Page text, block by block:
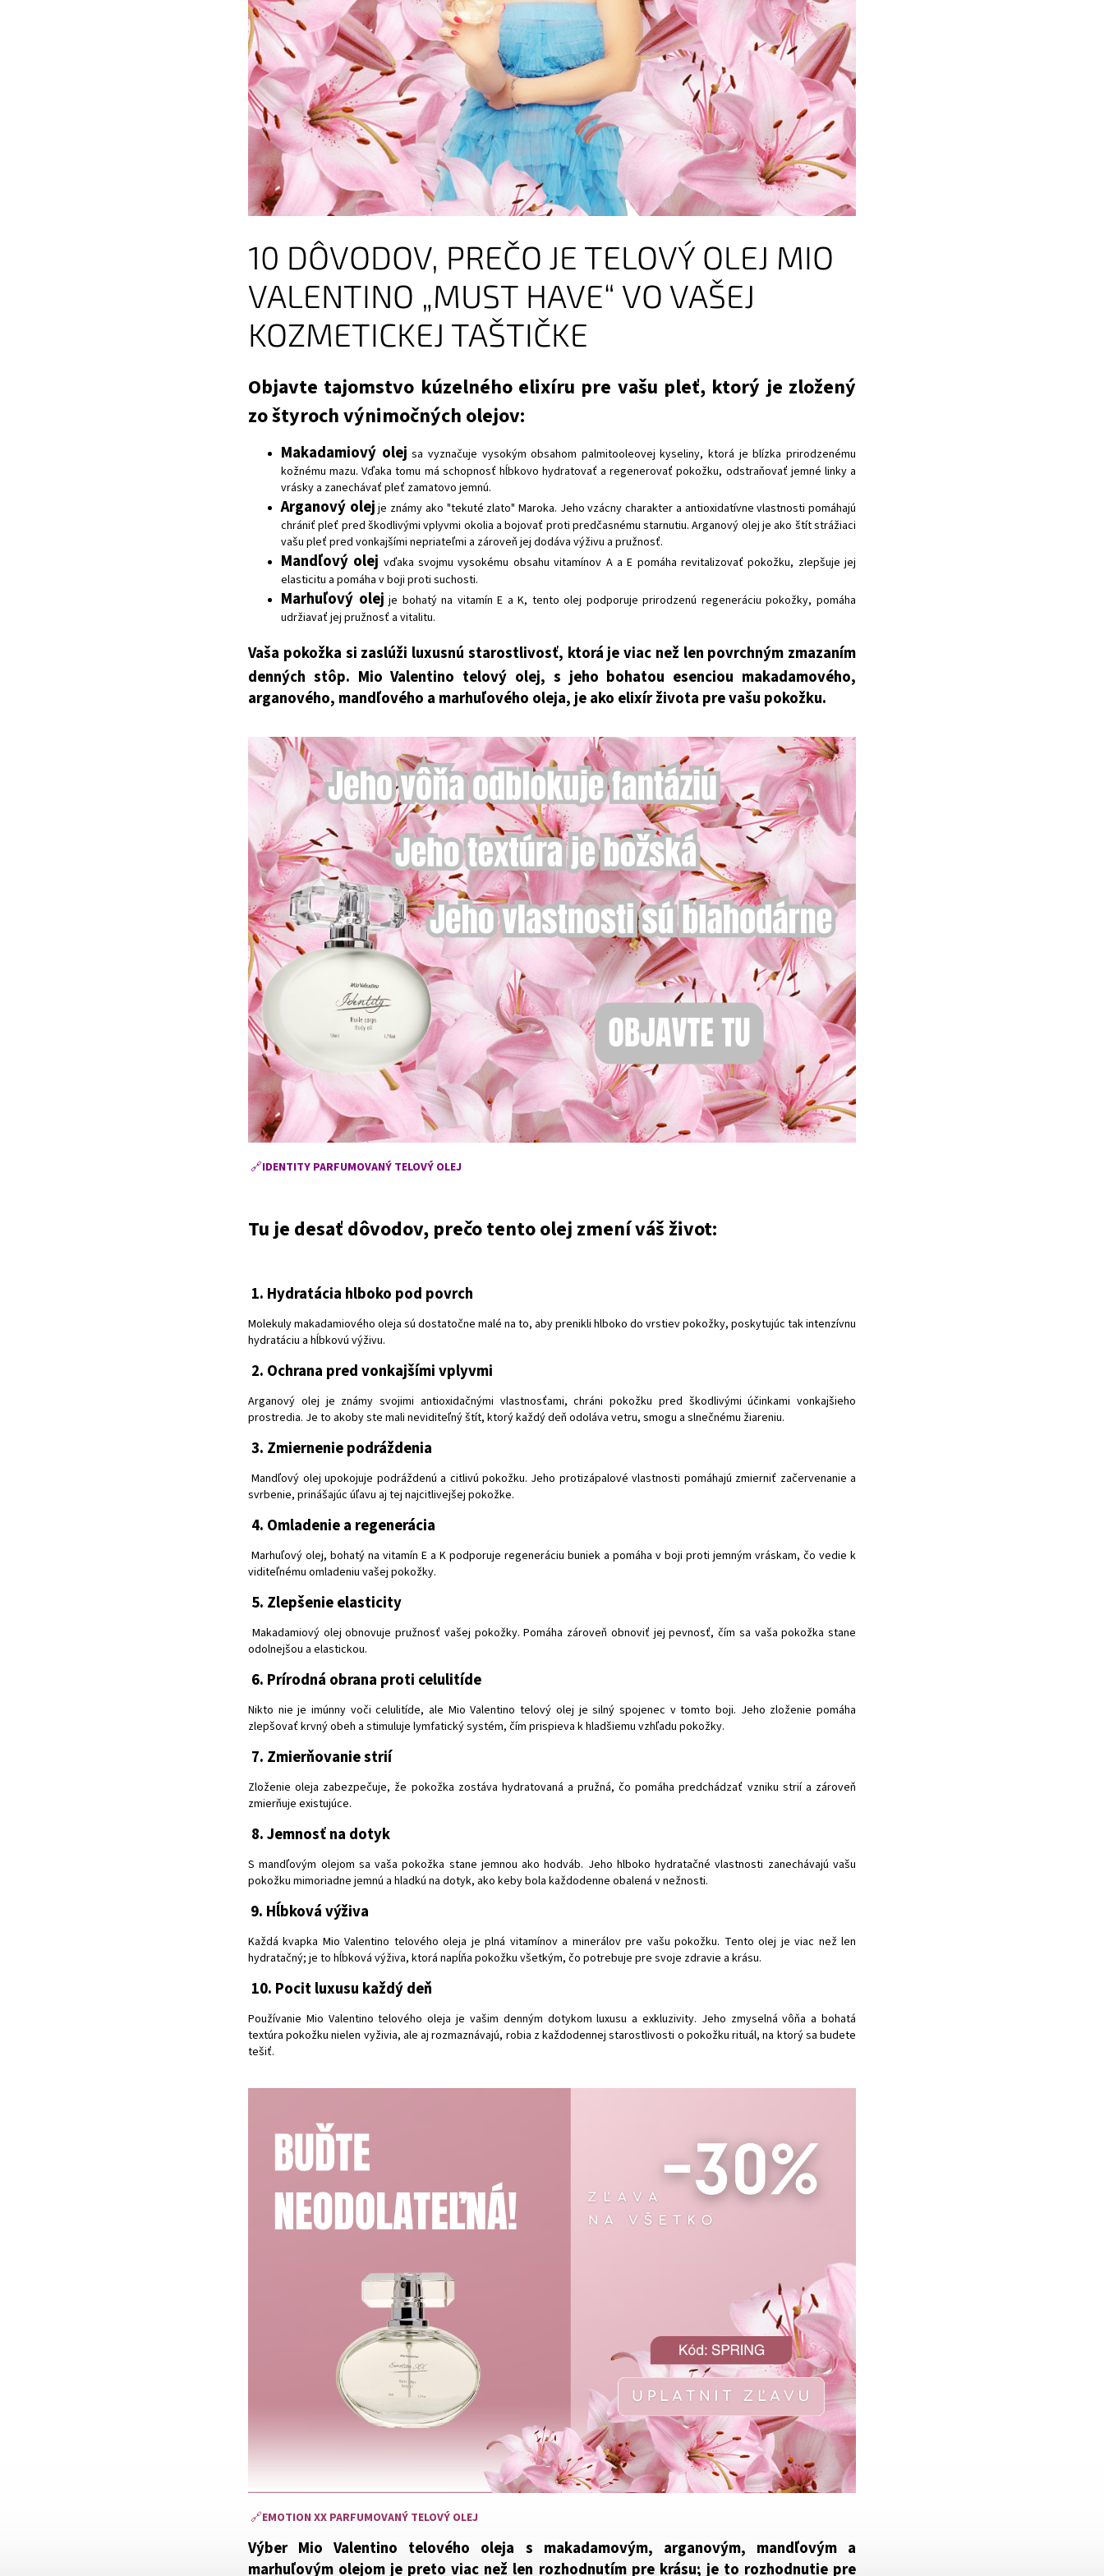
10 DÔVODOV, PREČO JE TELOVÝ OLEJ MIO
VALENTINO „MUST HAVE“ VO VAŠEJ
KOZMETICKEJ TAŠTIČKE
Objavte tajomstvo kúzelného elixíru pre vašu pleť, ktorý je zložený
zo štyroch výnimočných olejov:
Makadamiový olej sa vyznačuje vysokým obsahom palmitooleovej kyseliny, ktorá je blízka prirodzenému
kožnému mazu. Vďaka tomu má schopnosť hĺbkovo hydratovať a regenerovať pokožku, odstraňovať jemné linky a
vrásky a zanechávať pleť zamatovo jemnú.
Arganový olej je známy ako "tekuté zlato" Maroka. Jeho vzácny charakter a antioxidatívne vlastnosti pomáhajú
chrániť pleť pred škodlivými vplyvmi okolia a bojovať proti predčasnému starnutiu. Arganový olej je ako štít strážiaci
vašu pleť pred vonkajšími nepriateľmi a zároveň jej dodáva výživu a pružnosť.
Mandľový olej vďaka svojmu vysokému obsahu vitamínov A a E pomáha revitalizovať pokožku, zlepšuje jej
elasticitu a pomáha v boji proti suchosti.
Marhuľový olej je bohatý na vitamín E a K, tento olej podporuje prirodzenú regeneráciu pokožky, pomáha
udržiavať jej pružnosť a vitalitu.
Vaša pokožka si zaslúži luxusnú starostlivosť, ktorá je viac než len povrchným zmazaním
denných stôp. Mio Valentino telový olej, s jeho bohatou esenciou makadamového,
arganového, mandľového a marhuľového oleja, je ako elixír života pre vašu pokožku.
🔗IDENTITY PARFUMOVANÝ TELOVÝ OLEJ
Tu je desať dôvodov, prečo tento olej zmení váš život:
1. Hydratácia hlboko pod povrch
Molekuly makadamiového oleja sú dostatočne malé na to, aby prenikli hlboko do vrstiev pokožky, poskytujúc tak intenzívnu
hydratáciu a hĺbkovú výživu.
2. Ochrana pred vonkajšími vplyvmi
Arganový olej je známy svojimi antioxidačnými vlastnosťami, chráni pokožku pred škodlivými účinkami vonkajšieho
prostredia. Je to akoby ste mali neviditeľný štít, ktorý každý deň odoláva vetru, smogu a slnečnému žiareniu.
3. Zmiernenie podráždenia
Mandľový olej upokojuje podráždenú a citlivú pokožku. Jeho protizápalové vlastnosti pomáhajú zmierniť začervenanie a
svrbenie, prinášajúc úľavu aj tej najcitlivejšej pokožke.
4. Omladenie a regenerácia
Marhuľový olej, bohatý na vitamín E a K podporuje regeneráciu buniek a pomáha v boji proti jemným vráskam, čo vedie k
viditeľnému omladeniu vašej pokožky.
5. Zlepšenie elasticity
Makadamiový olej obnovuje pružnosť vašej pokožky. Pomáha zároveň obnoviť jej pevnosť, čím sa vaša pokožka stane
odolnejšou a elastickou.
6. Prírodná obrana proti celulitíde
Nikto nie je imúnny voči celulitíde, ale Mio Valentino telový olej je silný spojenec v tomto boji. Jeho zloženie pomáha
zlepšovať krvný obeh a stimuluje lymfatický systém, čím prispieva k hladšiemu vzhľadu pokožky.
7. Zmierňovanie strií
Zloženie oleja zabezpečuje, že pokožka zostáva hydratovaná a pružná, čo pomáha predchádzať vzniku strií a zároveň
zmierňuje existujúce.
8. Jemnosť na dotyk
S mandľovým olejom sa vaša pokožka stane jemnou ako hodváb. Jeho hlboko hydratačné vlastnosti zanechávajú vašu
pokožku mimoriadne jemnú a hladkú na dotyk, ako keby bola každodenne obalená v nežnosti.
9. Hĺbková výživa
Každá kvapka Mio Valentino telového oleja je plná vitamínov a minerálov pre vašu pokožku. Tento olej je viac než len
hydratačný; je to hĺbková výživa, ktorá napĺňa pokožku všetkým, čo potrebuje pre svoje zdravie a krásu.
10. Pocit luxusu každý deň
Používanie Mio Valentino telového oleja je vašim denným dotykom luxusu a exkluzivity. Jeho zmyselná vôňa a bohatá
textúra pokožku nielen vyživia, ale aj rozmaznávajú, robia z každodennej starostlivosti o pokožku rituál, na ktorý sa budete
tešiť.
🔗EMOTION XX PARFUMOVANÝ TELOVÝ OLEJ
Výber Mio Valentino telového oleja s makadamovým, arganovým, mandľovým a
marhuľovým olejom je preto viac než len rozhodnutím pre krásu; je to rozhodnutie pre